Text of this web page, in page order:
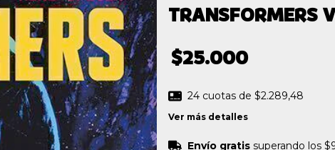
TRANSFORMERS
$25.000
24 cuotas de $2.289,48
Ver más detalles
Envío gratis superando los